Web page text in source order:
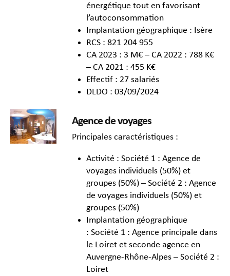
énergétique tout en favorisant
l’autoconsommation
Implantation géographique : Isère
RCS : 821 204 955
CA 2023 : 3 M€ – CA 2022 : 788 K€
– CA 2021 : 455 K€
Effectif : 27 salariés
DLDO : 03/09/2024
Agence de voyages
Principales caractéristiques :
Activité : Société 1 : Agence de
voyages individuels (50%) et
groupes (50%) – Société 2 : Agence
de voyages individuels (50%) et
groupes (50%)
Implantation géographique
: Société 1 : Agence principale dans
le Loiret et seconde agence en
Auvergne-Rhône-Alpes – Société 2 :
Loiret